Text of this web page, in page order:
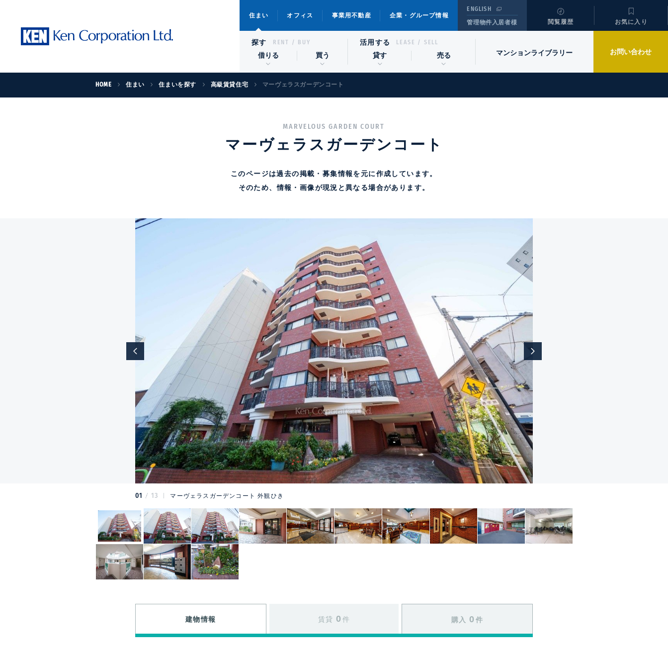
住まい オフィス 事業用不動産 企業・グループ情報
ENGLISH
管理物件入居者様
閲覧履歴 お気に入り
探す RENT / BUY
借りる 買う
活用する LEASE / SELL
貸す 売る マンションライブラリー お問い合わせ
HOME 住まい 住まいを探す 高級賃貸住宅 マーヴェラスガーデンコート
MARVELOUS GARDEN COURT
マーヴェラスガーデンコート
このページは過去の掲載・募集情報を元に作成しています。
そのため、情報・画像が現況と異なる場合があります。
01 13 マーヴェラスガーデンコート 外観ひき
建物情報 賃貸 0 件 購入 0 件